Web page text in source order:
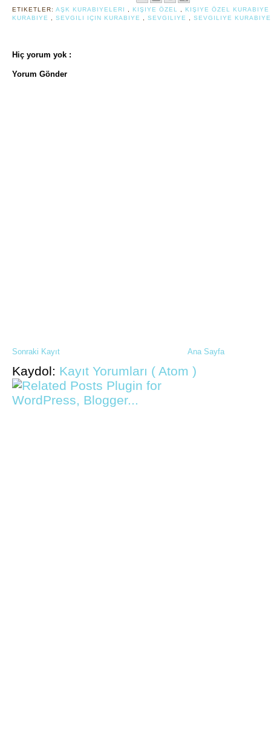
ETIKETLER: AŞK KURABIYELERI KIŞIYE ÖZEL
KIŞIYE ÖZEL KURABIYE
KURABIYE
SEVGILI IÇIN KURABIYE SEVGILIYE SEVGILIYE KURABIYE
Hiç yorum yok :
Yorum Gönder
Sonraki Kayıt Ana Sayfa
Kaydol: Kayıt Yorumları ( Atom )